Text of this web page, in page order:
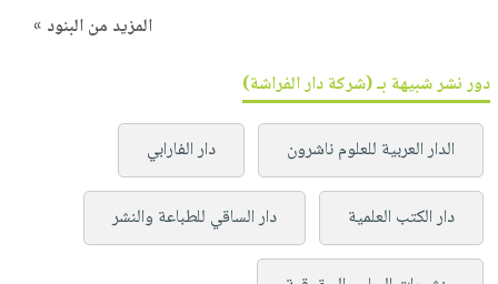
المزيد من البنود »
دور نشر شبيهة بـ (شركة دار الفراشة)
الدار العربية للعلوم ناشرون دار الفارابي
دار الكتب العلمية دار الساقي للطباعة والنشر